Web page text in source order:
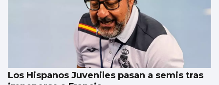
Los Hispanos Juveniles pasan a semis tras